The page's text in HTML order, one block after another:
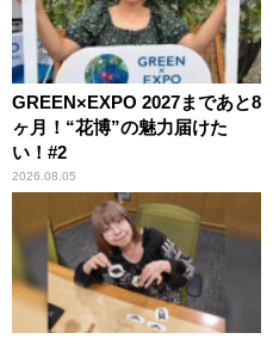
GREEN×EXPO 2027まであと8
ヶ月！“花博”の魅力届けた
い！#2
2026.08.05